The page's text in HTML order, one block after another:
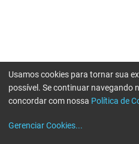
Usamos cookies para tornar sua
possível. Se continuar navegando
concordar com nossa Política de
Gerenciar Cookies...
Erro ao enviar informações, por